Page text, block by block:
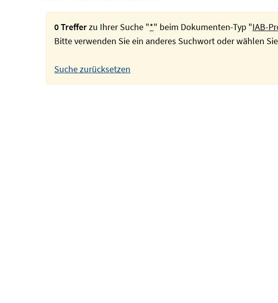
0 Trefferzu Ihrer Suche "*" beim Dokumenten-Typ "IAB-
Bitte verwenden Sie ein anderes Suchwort oder wählen
Suche zurücksetzen